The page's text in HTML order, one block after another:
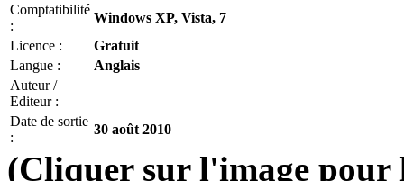
Comptatibilité
:
Windows XP, Vista, 7
Licence :
Gratuit
Langue :
Anglais
Auteur /
Editeur :
Date de sortie
:
30 août 2010
(Cliquer sur l'image